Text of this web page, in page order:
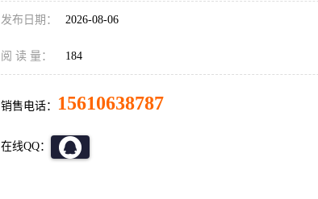
发布日期： 2026-08-06
阅 读 量： 184
销售电话： 15610638787
在线QQ：